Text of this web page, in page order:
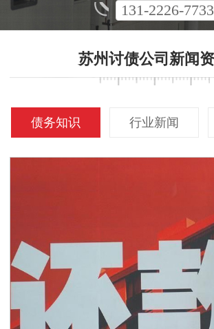
131-2226-7733
苏州讨债公司新闻
债务知识 行业新闻